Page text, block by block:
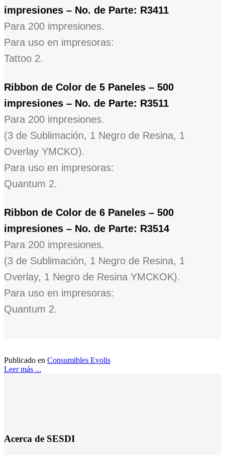
impresiones – No. de Parte: R3411
Para 200 impresiones.
Para uso en impresoras:
Tattoo 2.
Ribbon de Color de 5 Paneles – 500
impresiones – No. de Parte: R3511
Para 200 impresiones.
(3 de Sublimación, 1 Negro de Resina, 1
Overlay YMCKO).
Para uso en impresoras:
Quantum 2.
Ribbon de Color de 6 Paneles – 500
impresiones – No. de Parte: R3514
Para 200 impresiones.
(3 de Sublimación, 1 Negro de Resina, 1
Overlay, 1 Negro de Resina YMCKOK).
Para uso en impresoras:
Quantum 2.
Publicado en Consumibles Evolis
Leer más ...
Acerca de SESDI